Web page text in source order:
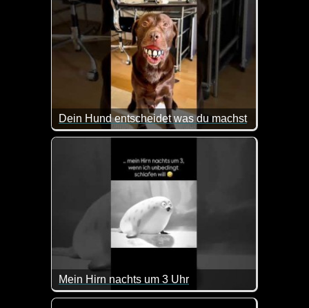
Dein Hund entscheidet was du machst
So kann das Leben mit einem Hund durchaus
Mein Hirn nachts um 3 Uhr
Das kommt doch sehr gut hin ;-)